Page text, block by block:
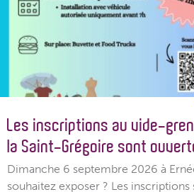
Les inscriptions au vide-
la Saint-Grégoire sont
Dimanche 6 septembre 2026 à
souhaitez exposer ? Les inscriptions